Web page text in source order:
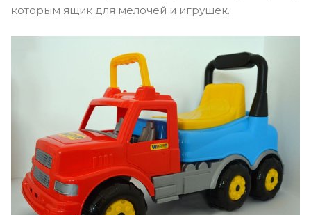
которым ящик для мелочей и игрушек.